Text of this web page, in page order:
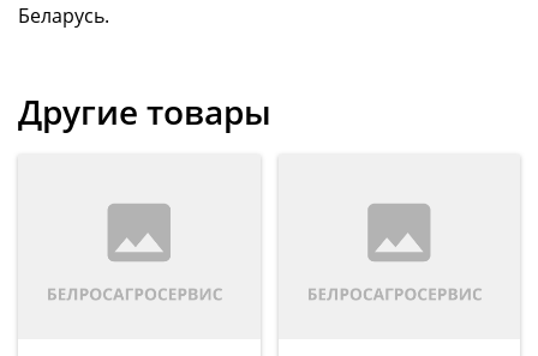
Беларусь.
Другие товары